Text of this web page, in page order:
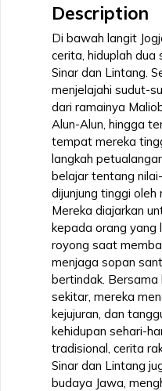
Description
Di bawah langit
cerita, hiduplah dua
Sinar dan Lintang.
menjelajahi sudut-
dari ramainya
Alun-Alun, hingga
tempat mereka
langkah
belajar tentang
dijunjung tinggi oleh
Mereka diajarkan
kepada orang yang
royong saat
menjaga sopan
bertindak. Bersama
sekitar, mereka
kejujuran, dan
kehidupan sehari-
tradisional, cerita
Sinar dan Lintang
budaya Jawa,